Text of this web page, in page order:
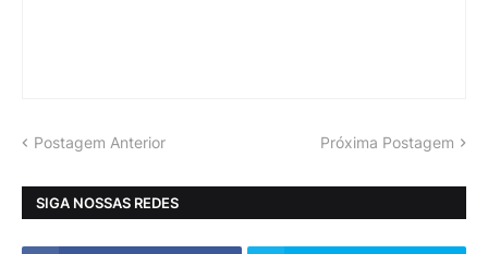
Postagem Anterior Próxima Postagem
SIGA NOSSAS REDES